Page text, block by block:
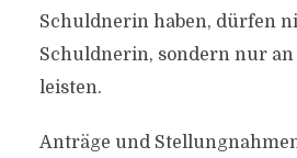
Schuldnerin haben, dürfen
Schuldnerin, sondern nur
leisten.
Anträge und